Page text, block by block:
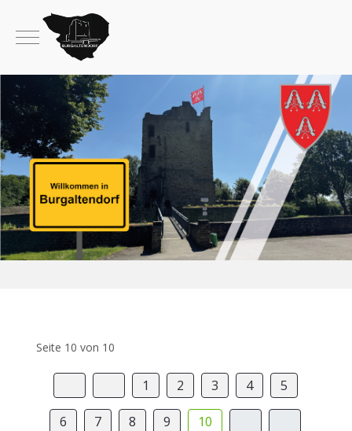
Mobile Menu Toggle
Seite 10 von 10
1 2 3 4 5
6 7 8 9 10